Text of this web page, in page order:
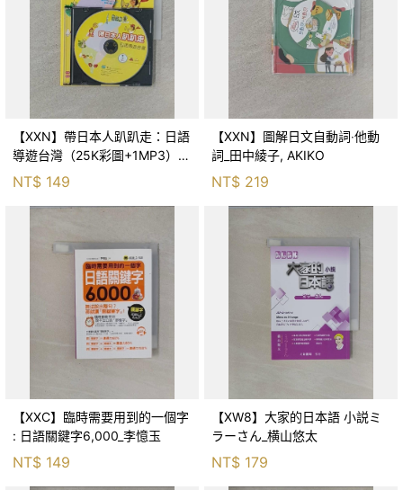
【XXN】帶日本人趴趴走：日語
導遊台灣（25K彩圖+1MP3）_
張澤崇, 巽奈緒子
NT$ 149
【XXN】圖解日文自動詞‧他動
詞_田中綾子, AKIKO
NT$ 219
【XXC】臨時需要用到的一個字
: 日語關鍵字6,000_李憶玉
NT$ 149
【XW8】大家的日本語 小説ミ
ラーさん_横山悠太
NT$ 179